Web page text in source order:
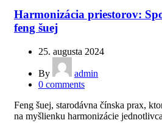
Harmonizácia priestorov:
feng šuej
25. augusta 2024
By
admin
0 comments
Feng šuej, starodávna čínska prax,
na myšlienku harmonizácie